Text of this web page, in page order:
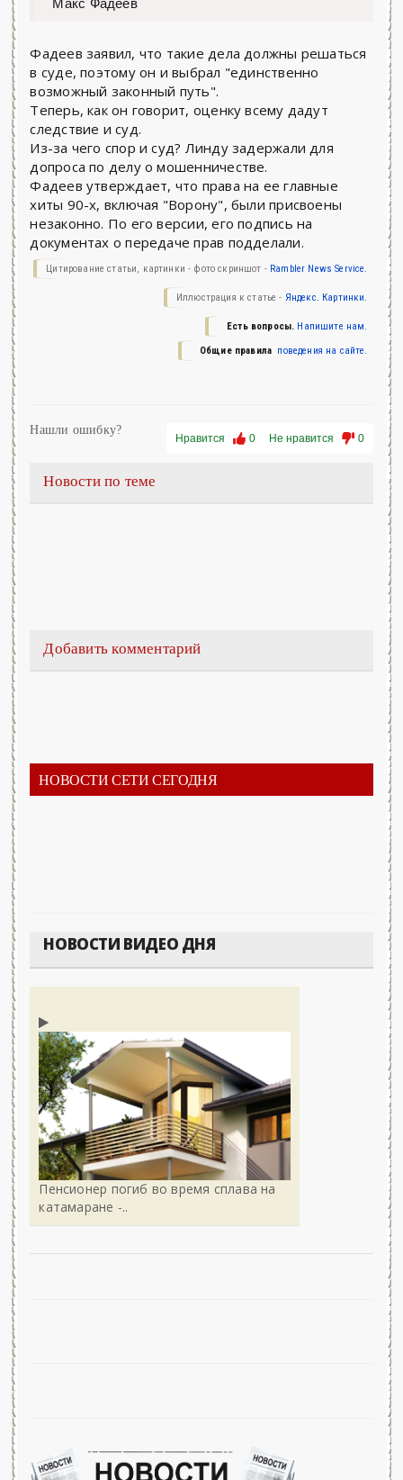
Макс Фадеев
Фадеев заявил, что такие дела должны решаться
в суде, поэтому он и выбрал "единственно
возможный законный путь".
Теперь, как он говорит, оценку всему дадут
следствие и суд.
Из-за чего спор и суд? Линду задержали для
допроса по делу о мошенничестве.
Фадеев утверждает, что права на ее главные
хиты 90-х, включая "Ворону", были присвоены
незаконно. По его версии, его подпись на
документах о передаче прав подделали.
Цитирование статьи, картинки - фото скриншот - Rambler News Service.
Иллюстрация к статье - Яндекс. Картинки.
Есть вопросы. Напишите нам.
Общие правила поведения на сайте.
Нравится 0 Не нравится 0
Нашли ошибку?
Новости по теме
Добавить комментарий
НОВОСТИ СЕТИ СЕГОДНЯ
НОВОСТИ ВИДЕО ДНЯ
Пенсионер погиб во время сплава на
катамаране -..